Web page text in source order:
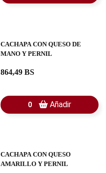
CACHAPA CON QUESO DE
MANO Y PERNIL
864,49 BS
0 Añadir
CACHAPA CON QUESO
AMARILLO Y PERNIL